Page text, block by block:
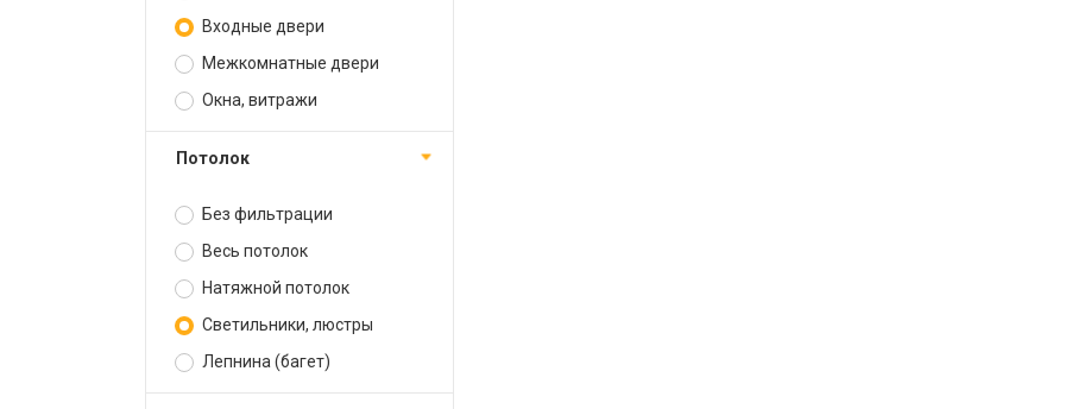
Входные двери
Межкомнатные двери
Окна, витражи
Потолок
Без фильтрации
Весь потолок
Натяжной потолок
Светильники, люстры
Лепнина (багет)